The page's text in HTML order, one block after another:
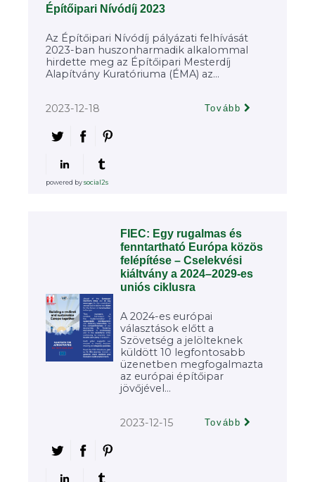
Építőipari Nívódíj 2023
Az Építőipari Nívódíj pályázati felhívását
2023-ban huszonharmadik alkalommal
hirdette meg az Építőipari Mesterdíj
Alapítvány Kuratóriuma (ÉMA) az...
2023-12-18 Tovább
powered bysocial2s
FIEC: Egy rugalmas és
fenntartható Európa közös
felépítése – Cselekvési
kiáltvány a 2024–2029-es
uniós ciklusra
A 2024-es európai
választások előtt a
Szövetség a jelölteknek
küldött 10 legfontosabb
üzenetben megfogalmazta
az európai építőipar
jövőjével...
2023-12-15 Tovább